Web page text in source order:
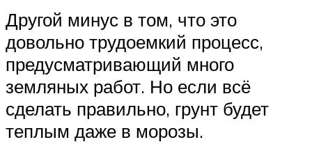
Другой минус в том, что это
довольно трудоемкий процесс,
предусматривающий много
земляных работ. Но если всё
сделать правильно, грунт будет
теплым даже в морозы.